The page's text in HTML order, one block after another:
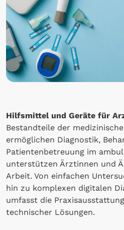
Hilfsmittel und Geräte für
Bestandteile der
ermöglichen Diagnostik,
Patientenbetreuung im
unterstützen Ärztinnen und
Arbeit. Von einfachen
hin zu komplexen digitalen
umfasst die
technischer Lösungen.